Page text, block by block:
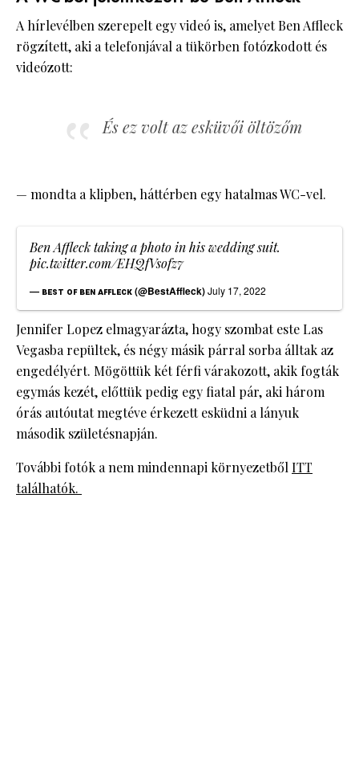
A hírlevélben szerepelt egy videó is, amelyet Ben Affleck
rögzített, aki a telefonjával a tükörben fotózkodott és
videózott:
És ez volt az esküvői öltözőm
— mondta a klipben, háttérben egy hatalmas WC-vel.
Ben Affleck taking a photo in his wedding suit.
pic.twitter.com/EHQfVsofz7
— ʙᴇꜱᴛ ᴏꜰ ʙᴇɴ ᴀꜰꜰʟᴇᴄᴋ (@BestAffleck)July 17, 2022
Jennifer Lopez elmagyarázta, hogy szombat este Las
Vegasba repültek, és négy másik párral sorba álltak az
engedélyért. Mögöttük két férfi várakozott, akik fogták
egymás kezét, előttük pedig egy fiatal pár, aki három
órás autóutat megtéve érkezett esküdni a lányuk
második születésnapján.
További fotók a nem mindennapi környezetbőlITT
találhatók.